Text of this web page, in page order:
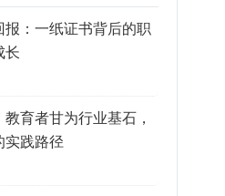
报：一纸证书背后的职
长
育者甘为行业基石，
实践路径